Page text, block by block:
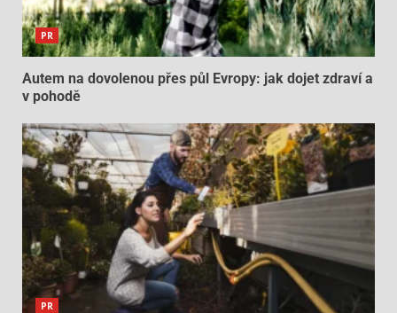
PR
Autem na dovolenou přes půl Evropy: jak dojet zdraví a
v pohodě
PR